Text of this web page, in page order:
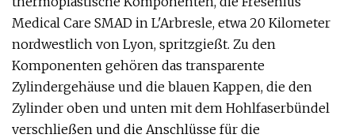
Medical Care SMAD in L'Arbresle, etwa 20 Kilometer
nordwestlich von Lyon, spritzgießt. Zu den
Komponenten gehören das transparente
Zylindergehäuse und die blauen Kappen, die den
Zylinder oben und unten mit dem Hohlfaserbündel
verschließen und die Anschlüsse für die